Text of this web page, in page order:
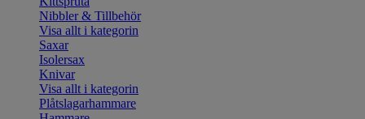
Nibbler & Tillbehör
Visa allt i kategorin
Saxar
Isolersax
Knivar
Visa allt i kategorin
Plåtslagarhammare